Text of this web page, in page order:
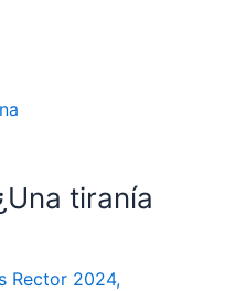
tiranía
Rector 2024,